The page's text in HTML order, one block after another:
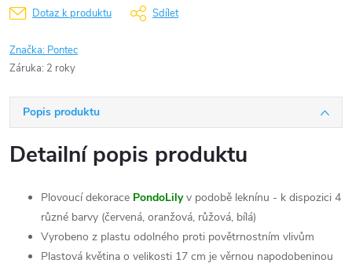
Dotaz k produktu Sdílet
Značka: Pontec
Záruka: 2 roky
Popis produktu
Detailní popis produktu
Plovoucí dekorace PondoLilyv podobě leknínu - k dispozici 4
různé barvy (červená, oranžová, růžová, bílá)
Vyrobeno z plastu odolného proti povětrnostním vlivům
Plastová květina o velikosti 17 cm je věrnou napodobeninou